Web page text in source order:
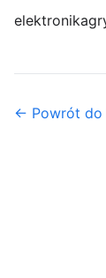
elektronika
← Powrót do